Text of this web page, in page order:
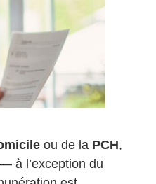
ou de la PCH,
— à l’exception du